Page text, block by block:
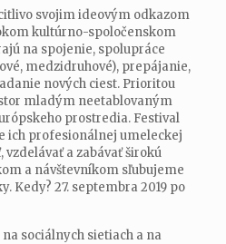
svojim ideovým odkazom
kultúrno-spoločenskom
na spojenie, spolupráce
medzidruhové), prepájanie,
nových ciest. Prioritou
mladým neetablovaným
prostredia. Festival
ich profesionálnej umeleckej
a zabávať širokú
a návštevníkom sľubujeme
Kedy? 27. septembra 2019 po
sociálnych sietiach a na